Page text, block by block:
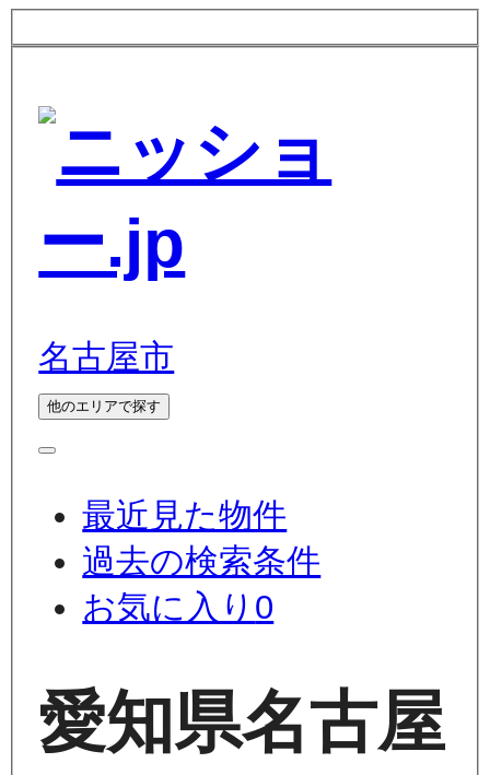
名古屋市
他のエリアで探す
最近見た物件
過去の検索条件
お気に入り 0
愛知県名古屋